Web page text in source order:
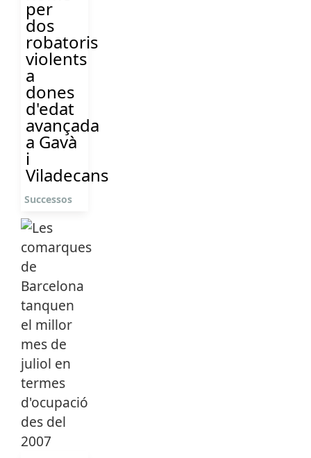
per
dos
robatoris
violents
a
dones
d'edat
avançada
a Gavà
i
Viladecans
Successos